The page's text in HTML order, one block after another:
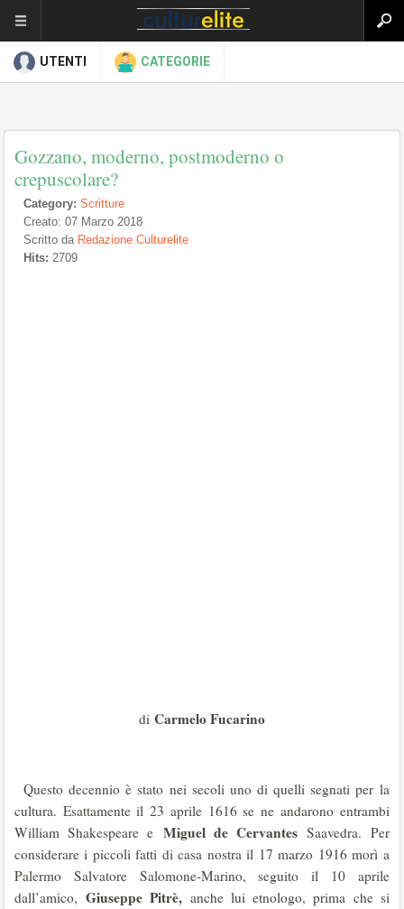
UTENTI CATEGORIE
Gozzano, moderno, postmoderno o
crepuscolare?
Category: Scritture
Creato: 07 Marzo 2018
Scritto da Redazione Culturelite
Hits: 2709
di Carmelo Fucarino
Questo decennio è stato nei secoli uno di quelli segnati per la
cultura. Esattamente il 23 aprile 1616 se ne andarono entrambi
William Shakespeare e Miguel de Cervantes Saavedra. Per
considerare i piccoli fatti di casa nostra il 17 marzo 1916 morì a
Palermo Salvatore Salomone-Marino, seguito il 10 aprile
dall’amico,Giuseppe Pitrè,anche lui etnologo, prima che si